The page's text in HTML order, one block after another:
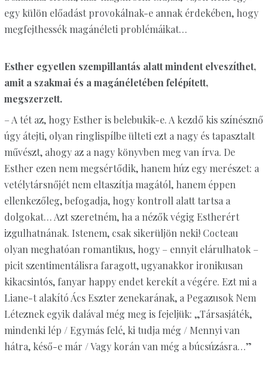
egy külön előadást provokálnak-e annak érdekében, hogy
megfejthessék magánéleti problémáikat…
Esther egyetlen szempillantás alatt mindent elveszíthet,
amit a szakmai és a magánéletében felépített,
megszerzett.
– A tét az, hogy Esther is belebukik-e. A kezdő kis színésznő
úgy átejti, olyan ringlispílbe ülteti ezt a nagy és tapasztalt
művészt, ahogy az a nagy könyvben meg van írva. De
Esther ezen nem megsértődik, hanem húz egy merészet: a
vetélytársnőjét nem eltaszítja magától, hanem éppen
ellenkezőleg, befogadja, hogy kontroll alatt tartsa a
dolgokat… Azt szeretném, ha a nézők végig Estherért
izgulhatnának. Istenem, csak sikerüljön neki! Cocteau
olyan meghatóan romantikus, hogy – ennyit elárulhatok –
picit szentimentálisra faragott, ugyanakkor ironikusan
kikacsintós, fanyar happy endet kerekít a végére. Ezt mi a
Liane-t alakító Ács Eszter zenekarának, a Pegazusok Nem
Léteznek egyik dalával még meg is fejeljük: „Társasjáték,
mindenki lép / Egymás felé, ki tudja még / Mennyi van
hátra, késő-e már / Vagy korán van még a búcsúzásra…”